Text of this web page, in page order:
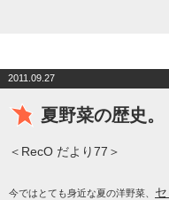
2011.09.27
夏野菜の歴史。
＜RecO だより77＞
今ではとても身近な夏の洋野菜、